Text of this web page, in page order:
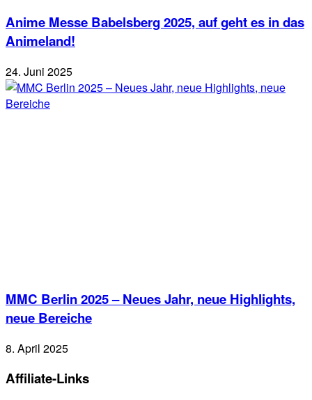
Anime Messe Babelsberg 2025, auf geht es in das
Animeland!
24. Juni 2025
MMC Berlin 2025 – Neues Jahr, neue Highlights,
neue Bereiche
8. April 2025
Affiliate-Links